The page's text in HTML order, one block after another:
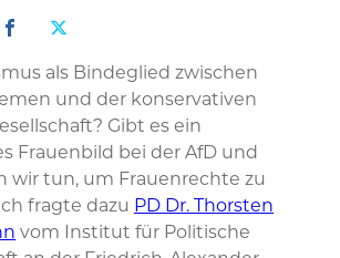
als Bindeglied zwischen
und der konservativen
Gibt es ein
Frauenbild bei der AfD und
wir tun, um Frauenrechte zu
fragte dazu PD Dr. Thorsten
vom Institut für Politische